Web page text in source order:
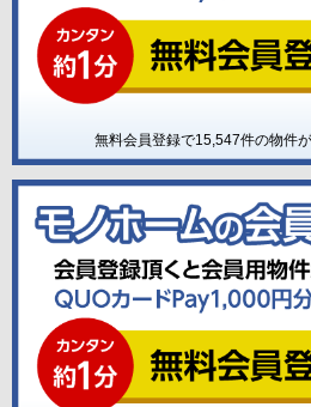
無料会員登録で15,547件の物件